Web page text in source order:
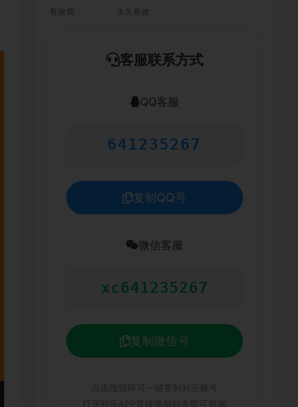
有效期 永久有效
客服联系方式
QQ客服
641235267
复制QQ号
微信客服
xc641235267
复制微信号